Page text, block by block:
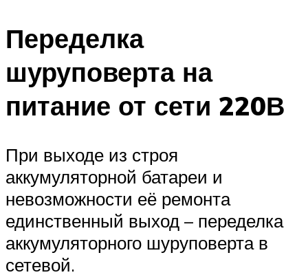
Переделка
шуруповерта на
питание от сети 220В
При выходе из строя
аккумуляторной батареи и
невозможности её ремонта
единственный выход – переделка
аккумуляторного шуруповерта в
сетевой.